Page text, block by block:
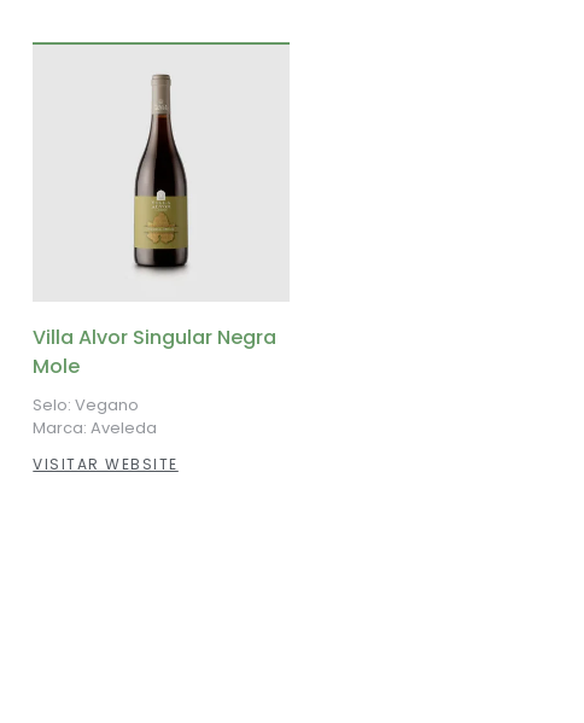
Villa Alvor Singular Negra
Mole
Selo: Vegano
Marca: Aveleda
VISITAR WEBSITE